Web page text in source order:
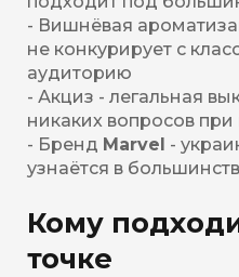
- Вишнёвая
не конкурирует с
аудиторию
- Акциз - легальная
никаких вопросов при
- Бренд Marvel -
узнаётся в
Кому
точке